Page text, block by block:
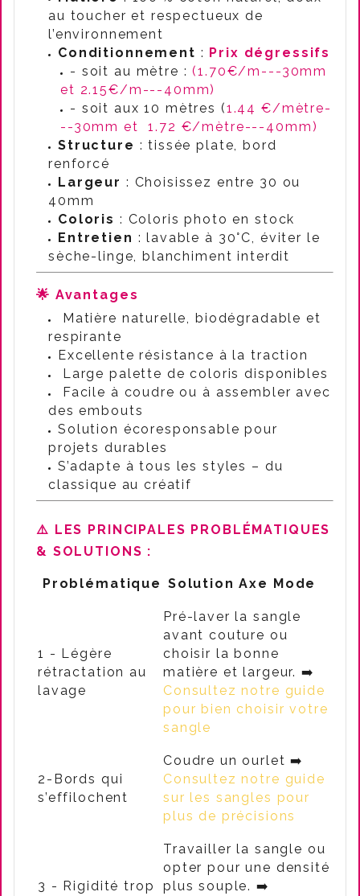
au toucher et respectueux de
l’environnement
Conditionnement : Prix dégressifs
- soit au mètre :(1.70€/m---30mm
et 2.15€/m---40mm)
- soit aux 10 mètres (1.44 €/mètre-
--30mm et 1.72 €/mètre---40mm)
Structure : tissée plate, bord
renforcé
Largeur : Choisissez entre 30 ou
40mm
Coloris : Coloris photo en stock
Entretien : lavable à 30°C, éviter le
sèche-linge, blanchiment interdit
🌟 Avantages
Matière naturelle, biodégradable et
respirante
Excellente résistance à la traction
Large palette de coloris disponibles
Facile à coudre ou à assembler avec
des embouts
Solution écoresponsable pour
projets durables
S’adapte à tous les styles – du
classique au créatif
⚠️ LES PRINCIPALES PROBLÉMATIQUES
& SOLUTIONS :
Problématique Solution Axe Mode
1 - Légère
rétractation au
lavage
Pré-laver la sangle
avant couture ou
choisir la bonne
matière et largeur. ➡️
Consultez notre guide
pour bien choisir votre
sangle
2-Bords qui
s’effilochent
Coudre un ourlet ➡️
Consultez notre guide
sur les sangles pour
plus de précisions
3 - Rigidité trop
Travailler la sangle ou
opter pour une densité
plus souple. ➡️